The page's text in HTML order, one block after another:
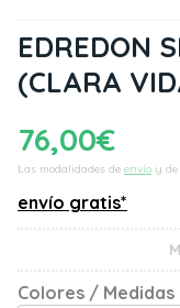
EDREDON
(CLARA
76,00€
Las modalidades de envío y de
envío gratis*
Colores / Medidas